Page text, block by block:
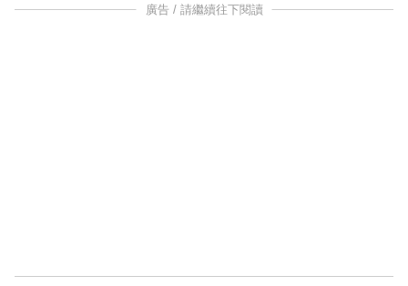
廣告 / 請繼續往下閱讀